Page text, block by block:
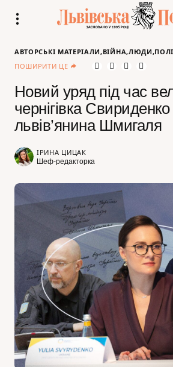
АВТОРСЬКІ МАТЕРІАЛИ ВІЙНА ЛЮДИ
ПОШИРИТИ ЦЕ
Новий уряд під час
чернігівка Свириденко
львів’янина Шмигаля
ІРИНА ЦИЦАК
Шеф-редакторка